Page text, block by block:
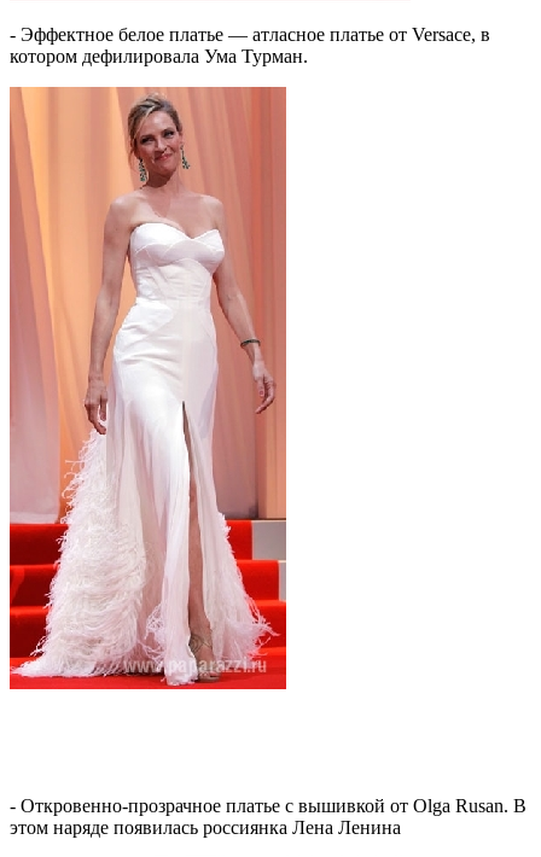
- Эффектное белое платье — атласное платье от Versace, в
котором дефилировала Ума Турман.
- Откровенно-прозрачное платье с вышивкой от Olga Rusan. В
этом наряде появилась россиянка Лена Ленина